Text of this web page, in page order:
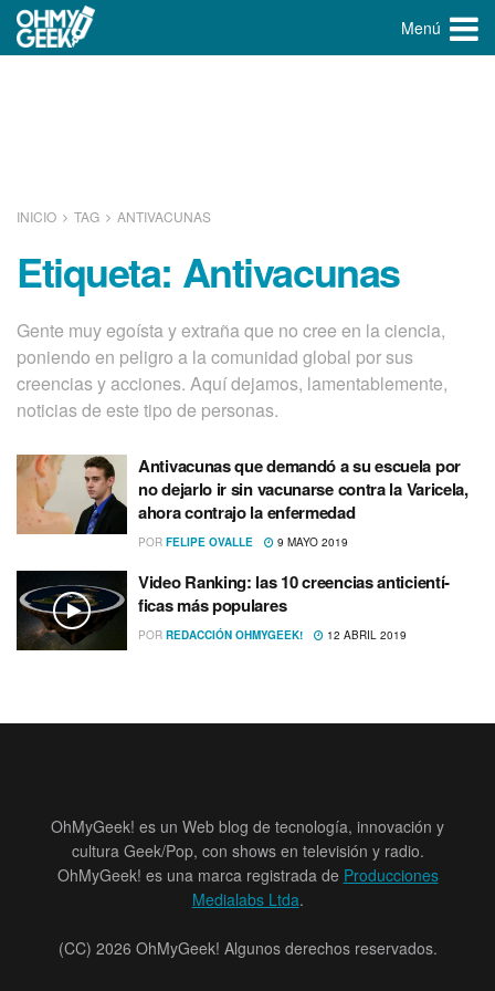
Menú
INICIO TAG ANTIVACUNAS
Etiqueta: Antivacunas
Gente muy egoísta y extraña que no cree en la ciencia,
poniendo en peligro a la comunidad global por sus
creencias y acciones. Aquí dejamos, lamentablemente,
noticias de este tipo de personas.
Antivacunas que demandó a su escuela por
no dejarlo ir sin vacunarse contra la Varicela,
ahora contrajo la enfermedad
POR FELIPE OVALLE 9 MAYO 2019
Video Ranking: las 10 creencias anticientí­
ficas más populares
POR REDACCIÓN OHMYGEEK! 12 ABRIL 2019
OhMyGeek! es un Web blog de tecnología, innovación y
cultura Geek/Pop, con shows en televisión y radio.
OhMyGeek! es una marca registrada de Producciones
Medialabs Ltda.
(CC) 2026 OhMyGeek! Algunos derechos reservados.